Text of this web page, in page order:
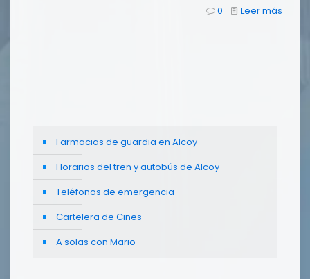
0 Leer más
Farmacias de guardia en Alcoy
Horarios del tren y autobús de Alcoy
Teléfonos de emergencia
Cartelera de Cines
A solas con Mario